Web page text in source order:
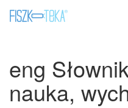
eng
nauka,